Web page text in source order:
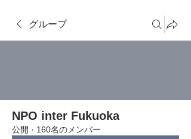
グループ
NPO inter Fukuoka
公開 · 160名のメンバー